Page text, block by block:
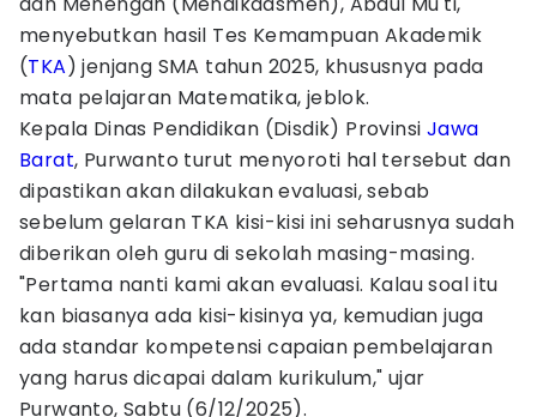
menyebutkan hasil Tes Kemampuan Akademik
(TKA) jenjang SMA tahun 2025, khususnya pada
mata pelajaran Matematika, jeblok.
Kepala Dinas Pendidikan (Disdik) Provinsi Jawa
Barat, Purwanto turut menyoroti hal tersebut dan
dipastikan akan dilakukan evaluasi, sebab
sebelum gelaran TKA kisi-kisi ini seharusnya sudah
diberikan oleh guru di sekolah masing-masing.
"Pertama nanti kami akan evaluasi. Kalau soal itu
kan biasanya ada kisi-kisinya ya, kemudian juga
ada standar kompetensi capaian pembelajaran
yang harus dicapai dalam kurikulum," ujar
Purwanto, Sabtu (6/12/2025).